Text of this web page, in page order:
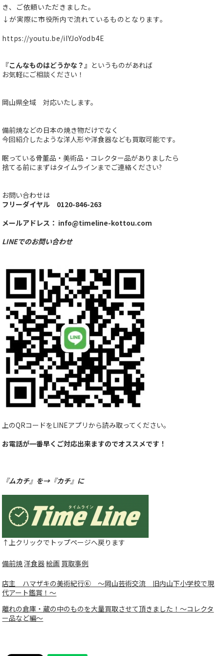
き、ご依頼いただきました。
↓が実際に市役所内で流れているものとなります。
https://youtu.be/iIYJoYodb4E
『こんなものはどうかな？』 というものがあれば
お気軽にご相談ください！
岡山県全域 対応いたします。
備前焼などの日本の焼き物だけでなく
今回紹介したような洋人形や洋食器なども買取可能です。
眠っている骨董品・美術品・コレクター品がありましたら
捨てる前にまずはタイムラインまでご連絡ください?
お問い合わせは
フリーダイヤル 0120-846-263
メールアドレス： info@timeline-kottou.com
LINEでのお問い合わせ
上のQRコードをLINEアプリから読み取ってください。
お電話が一番早くご対応出来ますのでオススメです！
『ムカチ』を→『カチ』に
↑上クリックでトップページへ戻ります
備前焼洋食器絵画 買取事例
店主 ハマザキの美術紀行⑥ 〜岡山芸術交流 旧内山下小学校で現
代アート鑑賞！〜
離れの倉庫・蔵の中のものを大量買取させて頂きました！〜コレクタ
ー品など編〜